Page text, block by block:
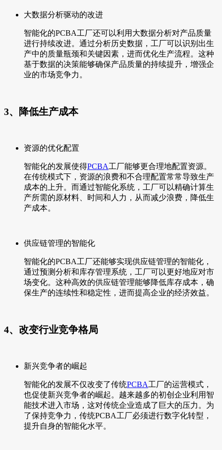
大数据分析驱动的改进
智能化的PCBA工厂还可以利用大数据分析对产品质量
进行持续改进。通过分析历史数据，工厂可以识别出生
产中的质量瓶颈和关键因素，进而优化生产流程。这种
基于数据的决策能够确保产品质量的持续提升，增强企
业的市场竞争力。
3、降低生产成本
资源的优化配置
智能化的发展使得PCBA工厂能够更合理地配置资源。
在传统模式下，资源的浪费和不合理配置常常导致生产
成本的上升。而通过智能化系统，工厂可以精确计算生
产所需的原材料、时间和人力，从而减少浪费，降低生
产成本。
供应链管理的智能化
智能化的PCBA工厂还能够实现供应链管理的智能化，
通过预测分析和库存管理系统，工厂可以更好地应对市
场变化。这种高效的供应链管理能够降低库存成本，确
保生产的连续性和稳定性，进而提高企业的经济效益。
4、改变行业竞争格局
新兴竞争者的崛起
智能化的发展不仅改变了传统PCBA工厂的运营模式，
也促使新兴竞争者的崛起。越来越多的初创企业利用智
能技术进入市场，这对传统企业造成了巨大的压力。为
了保持竞争力，传统PCBA工厂必须进行数字化转型，
提升自身的智能化水平。